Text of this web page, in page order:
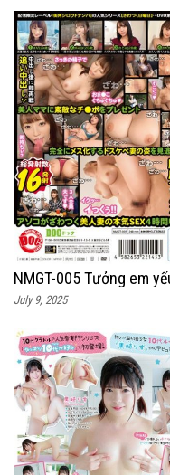
NMGT-005 Tưởng em
July 9, 2025